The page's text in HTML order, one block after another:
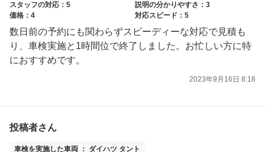
スタッフの対応：5
説明の分かりやすさ：3
価格：4
対応スピード：5
数日前の予約にも関わらずスピーディーな対応で見積も
り、車検実施と1時間位で終了しました。お忙しい方に特
におすすめです。
2023年9月16日 8:18
投稿者さん
車検を実施した車両 ： ダイハツ タント